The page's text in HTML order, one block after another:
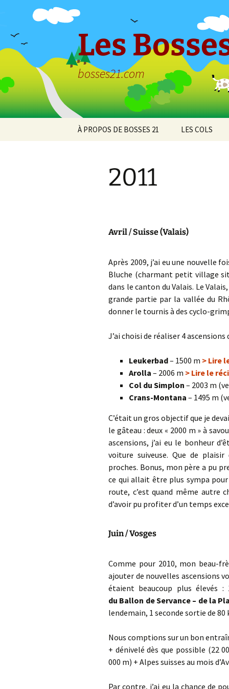
Les
bosses21.com
À PROPOS DE BOSSES 21 LES COLS
Col de la
Col de Pique-
Col du
Cols de
Mialle – de la
2011
Avril / Suisse (Valais)
Après 2009, j’ai eu une nouvelle
Bluche (charmant petit village
dans le canton du Valais. Le
grande partie par la vallée du
donner le tournis à des cyclo-
J’ai choisi de réaliser 4
Leukerbad– 1500 m > Lire
Arolla – 2006 m > Lire le
Col du Simplon – 2003 m
Crans-Montana – 1495 m
C’était un gros objectif que je
le gâteau : deux « 2000 m » à
ascensions, j’ai eu le bonheur
voiture suiveuse. Que de
proches. Bonus, mon père a pu
ce qui allait être plus sympa
route, c’est quand même autre
d’avoir pu profiter d’un temps
Juin / Vosges
Comme pour 2010, mon beau-
ajouter de nouvelles ascensions
étaient beaucoup plus élevés
du Ballon de Servance – de la
lendemain, 1 seconde sortie de 80
Nous comptions sur un bon
+ dénivelé dès que possible (22
000 m) + Alpes suisses au mois
Par contre, j’ai eu la chance de